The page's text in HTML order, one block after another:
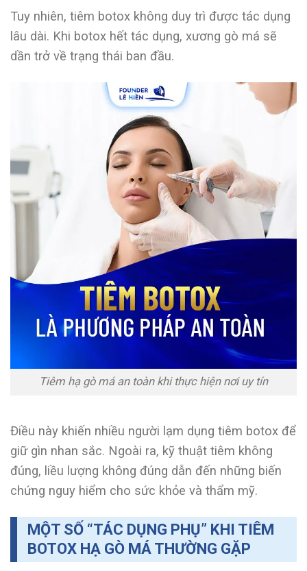
Tuy nhiên, tiêm botox không duy trì được tác dụng
lâu dài. Khi botox hết tác dụng, xương gò má sẽ
dần trở về trạng thái ban đầu.
Tiêm hạ gò má an toàn khi thực hiện nơi uy tín
Điều này khiến nhiều người lạm dụng tiêm botox để
giữ gìn nhan sắc. Ngoài ra, kỹ thuật tiêm không
đúng, liều lượng không đúng dẫn đến những biến
chứng nguy hiểm cho sức khỏe và thẩm mỹ.
MỘT SỐ “TÁC DỤNG PHỤ” KHI TIÊM
BOTOX HẠ GÒ MÁ THƯỜNG GẶP